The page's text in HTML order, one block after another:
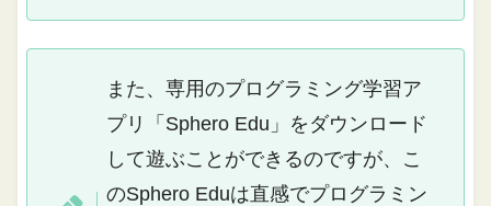
また、専用のプログラミング学習ア
プリ「Sphero Edu」をダウンロード
して遊ぶことができるのですが、こ
のSphero Eduは直感でプログラミン